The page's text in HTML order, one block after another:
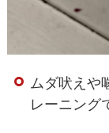
ムダ吠えや
レーニング